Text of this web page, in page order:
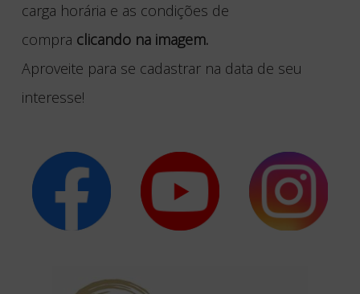
carga horária e as condições de
compra clicando na imagem.
Aproveite para se cadastrar na data de seu
interesse!